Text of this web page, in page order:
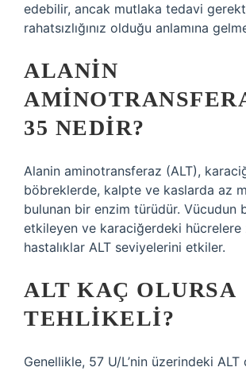
edebilir, ancak mutlaka tedavi
rahatsızlığınız olduğu anlamına
ALANIN
35 NEDIR?
Alanin aminotransferaz (ALT),
böbreklerde, kalpte ve kaslarda az
bulunan bir enzim türüdür. Vücudun
etkileyen ve karaciğerdeki hücrelere
hastalıklar ALT seviyelerini etkiler.
ALT KAÇ OLURSA
TEHLIKELI?
Genellikle, 57 U/L’nin üzerindeki